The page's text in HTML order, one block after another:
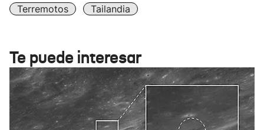
Terremotos
Tailandia
Te puede interesar